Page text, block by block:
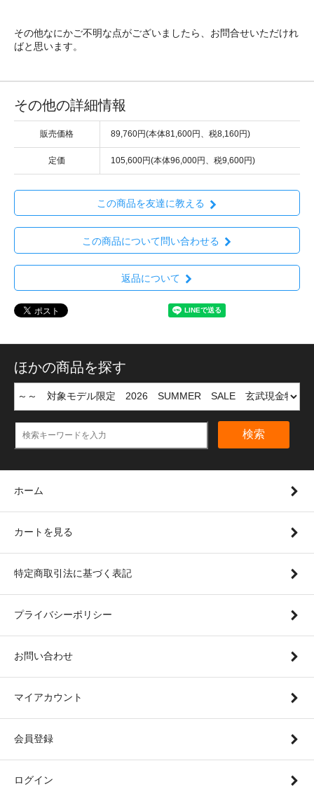
その他なにかご不明な点がございましたら、お問合せいただけれ
ばと思います。
その他の詳細情報
販売価格 89,760円(本体81,600円、税8,160円)
定価 105,600円(本体96,000円、税9,600円)
この商品を友達に教える
この商品について問い合わせる
返品について
ほかの商品を探す
検索
ホーム
カートを見る
特定商取引法に基づく表記
プライバシーポリシー
お問い合わせ
マイアカウント
会員登録
ログイン